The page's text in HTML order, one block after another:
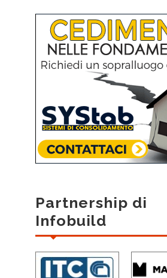
Partnership di
Infobuild